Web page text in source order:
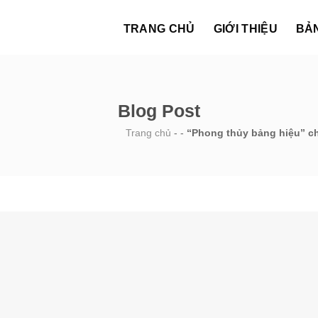
TRANG CHỦ GIỚI THIỆU
Blog Post
Trang chủ - - “Phong thủy bảng hiệu”